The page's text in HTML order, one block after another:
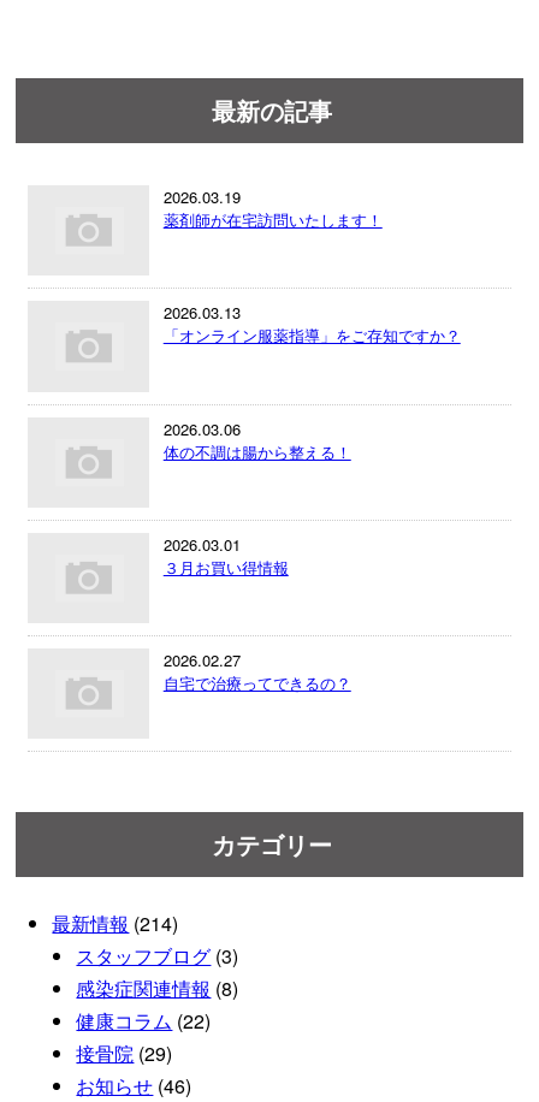
最新の記事
2026.03.19
薬剤師が在宅訪問いたします！
2026.03.13
「オンライン服薬指導」をご存知ですか？
2026.03.06
体の不調は腸から整える！
2026.03.01
３月お買い得情報
2026.02.27
自宅で治療ってできるの？
カテゴリー
最新情報 (214)
スタッフブログ (3)
感染症関連情報 (8)
健康コラム (22)
接骨院 (29)
お知らせ (46)